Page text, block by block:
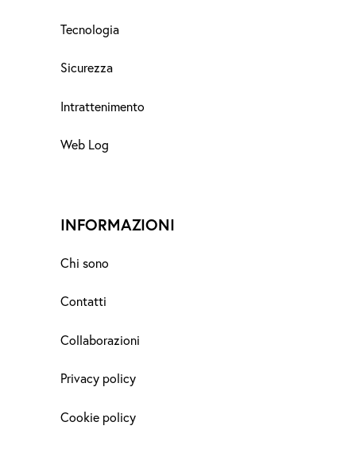
Tecnologia
Sicurezza
Intrattenimento
Web Log
INFORMAZIONI
Chi sono
Contatti
Collaborazioni
Privacy policy
Cookie policy